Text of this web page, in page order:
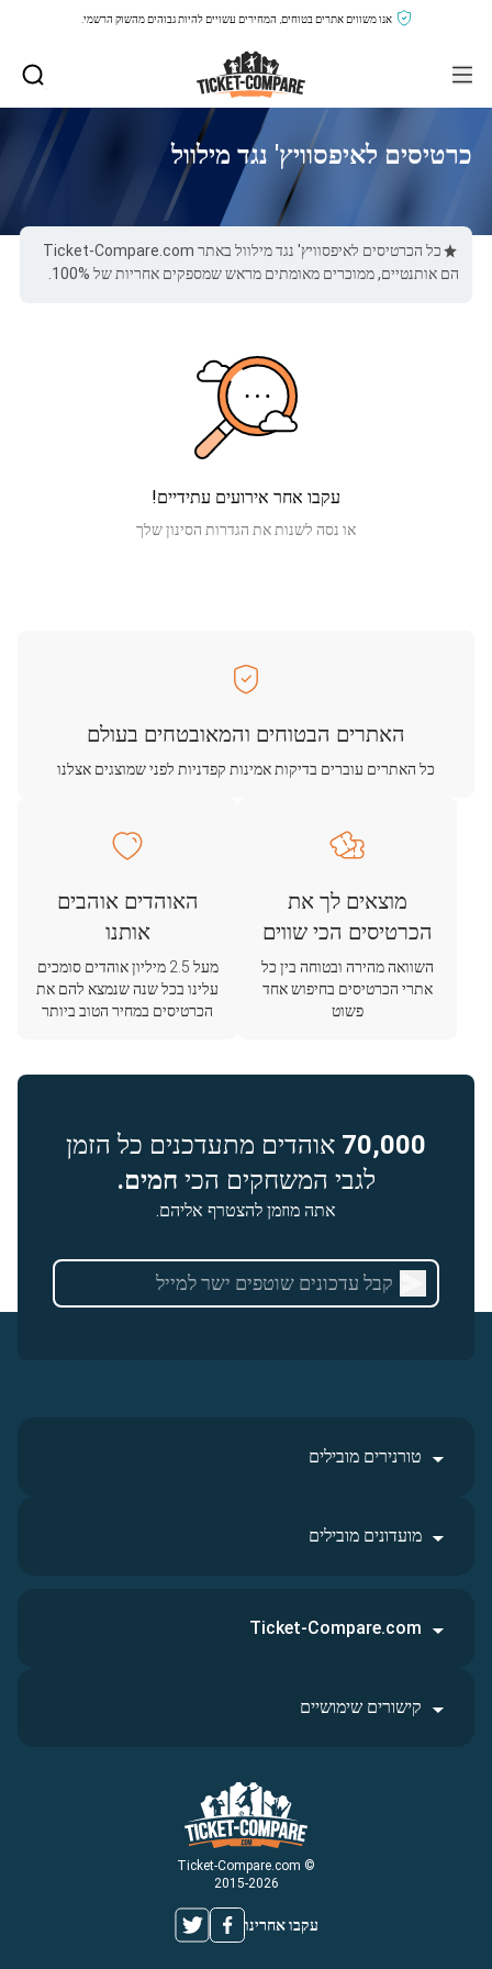
אנו משווים אתרים בטוחים, המחירים עשויים להיות גבוהים מהשוק הרשמי.
כרטיסים לאיפסוויץ' נגד מילוול
כל הכרטיסים לאיפסוויץ' נגד מילוול באתר Ticket-Compare.com
הם אותנטיים, ממוכרים מאומתים מראש שמספקים אחריות של 100%.
עקבו אחר אירועים עתידיים!
או נסה לשנות את הגדרות הסינון שלך
האתרים הבטוחים והמאובטחים בעולם
כל האתרים עוברים בדיקות אמינות קפדניות לפני שמוצגים אצלנו
מוצאים לך את
הכרטיסים הכי שווים
השוואה מהירה ובטוחה בין כל
אתרי הכרטיסים בחיפוש אחד
פשוט
האוהדים אוהבים
אותנו
מעל 2.5 מיליון אוהדים סומכים
עלינו בכל שנה שנמצא להם את
הכרטיסים במחיר הטוב ביותר
70,000 אוהדים מתעדכנים כל הזמן
לגבי המשחקים הכי חמים.
אתה מוזמן להצטרף אליהם.
טורנירים מובילים
מועדונים מובילים
© Ticket-Compare.com
2015-2026
עקבו אחרינו
Ticket-Compare.com
קישורים שימושיים